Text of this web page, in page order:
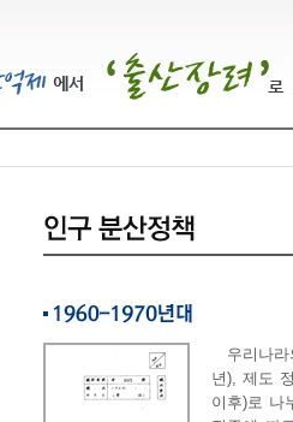
우리나
년), 제도
이후)로 나